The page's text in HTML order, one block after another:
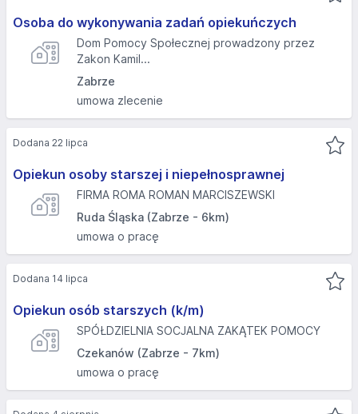
Osoba do wykonywania zadań opiekuńczych
Dom Pomocy Społecznej prowadzony przez
Zakon Kamil...
Zabrze
umowa zlecenie
Opiekun osoby starszej i niepełnosprawnej
FIRMA ROMA ROMAN MARCISZEWSKI
Ruda Śląska (Zabrze - 6km)
umowa o pracę
Dodana 22 lipca
Opiekun osób starszych (k/m)
SPÓŁDZIELNIA SOCJALNA ZAKĄTEK POMOCY
Czekanów (Zabrze - 7km)
umowa o pracę
Dodana 14 lipca